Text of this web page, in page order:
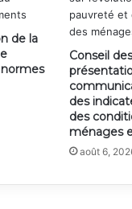
de la
Conseil
des
des
ménages
août 6,